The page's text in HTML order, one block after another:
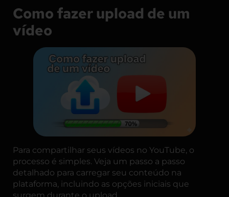
Como fazer upload de um
vídeo
Para compartilhar seus vídeos no YouTube, o
processo é simples. Veja um passo a passo
detalhado para carregar seu conteúdo na
plataforma, incluindo as opções iniciais que
surgem durante o upload.